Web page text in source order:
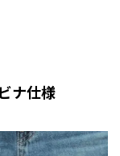
ナ仕様